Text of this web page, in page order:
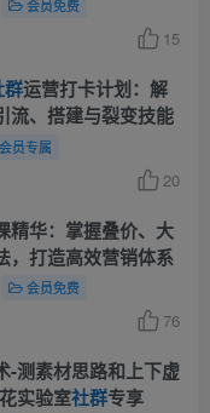
会员免费
15
群运营打卡计划：解
流、搭建与裂变技能
会员专属
20
精华：掌握叠价、大
，打造高效营销体系
会员免费
76
-测素材思路和上下虚
实验室社群专享